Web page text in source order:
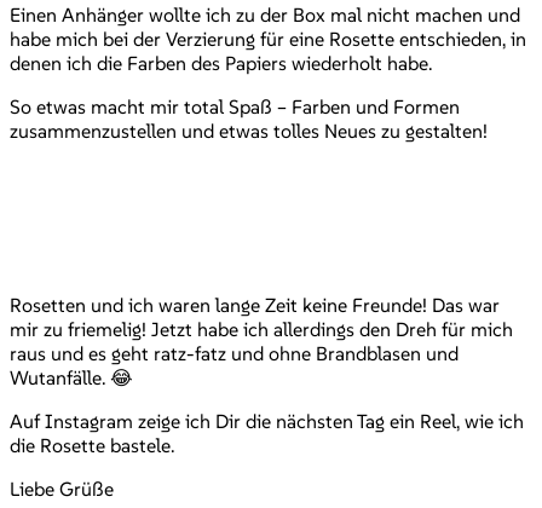
Einen Anhänger wollte ich zu der Box mal nicht machen und
habe mich bei der Verzierung für eine Rosette entschieden, in
denen ich die Farben des Papiers wiederholt habe.
So etwas macht mir total Spaß – Farben und Formen
zusammenzustellen und etwas tolles Neues zu gestalten!
Rosetten und ich waren lange Zeit keine Freunde! Das war
mir zu friemelig! Jetzt habe ich allerdings den Dreh für mich
raus und es geht ratz-fatz und ohne Brandblasen und
Wutanfälle. 😂
Auf Instagram zeige ich Dir die nächsten Tag ein Reel, wie ich
die Rosette bastele.
Liebe Grüße